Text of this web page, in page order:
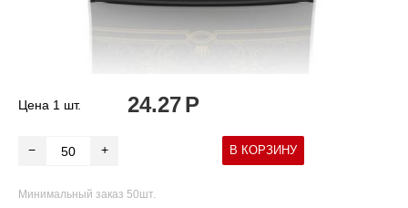
Цена 1 шт. 24.27Р
+
− В КОРЗИНУ
Минимальный заказ 50шт.